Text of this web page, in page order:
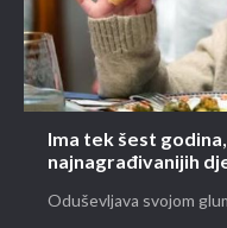
Ima tek šest
najnagrađivanijih
Oduševljava svojom